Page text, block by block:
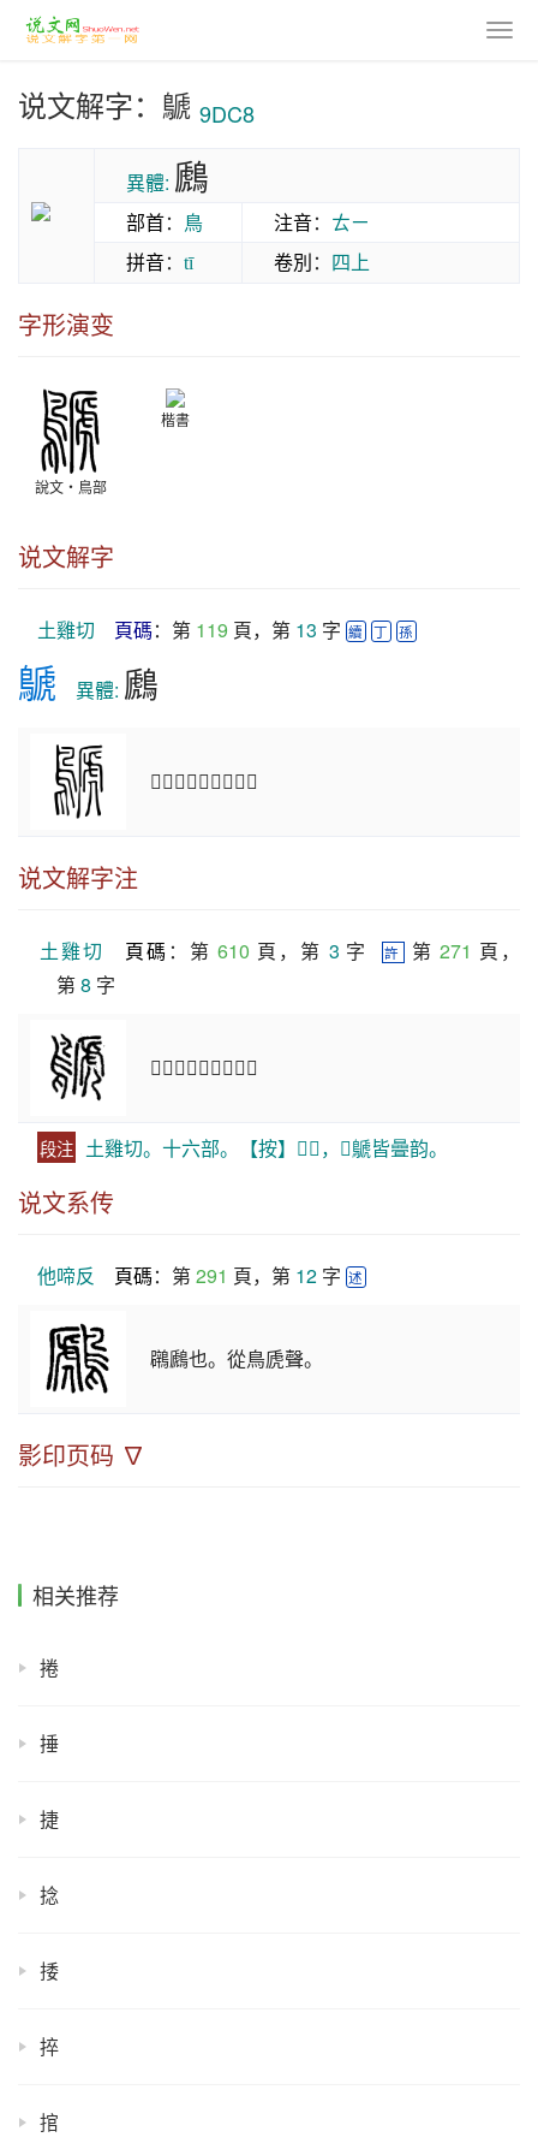
说文解字：鷈 9DC8
異體: 鷉
部首： 鳥 注音： ㄊㄧ
拼音： tī 卷別： 四上
字形演变
說文‧鳥部
楷書
说文解字
土雞切 頁碼：第 119 頁，第 13 字 續 丁 孫
鷈 異體: 鷉
𪇊鷈也。从鳥虒聲。
说文解字注
土雞切 頁碼 ：第 610 頁，第 3 字 許 第 271 頁，
第 8 字
𪇊鷈也。从鳥虒聲。
段注 土雞切。十六部。【按】𪃈𪇷，𪇊鷈皆曡韵。
说文系传
他啼反 頁碼：第 291 頁，第 12 字 述
鸊鷉也。從鳥虒聲。
影印页码 ∇
相关推荐
捲
捶
捷
捻
捼
捽
捾